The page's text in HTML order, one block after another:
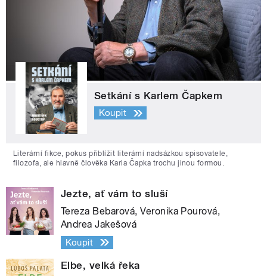
Setkání s Karlem Čapkem
Koupit
Literární fikce, pokus přiblížit literární nadsázkou spisovatele,
filozofa, ale hlavně člověka Karla Čapka trochu jinou formou.
Jezte, ať vám to sluší
Tereza Bebarová, Veronika Pourová,
Andrea Jakešová
Koupit
Elbe, velká řeka